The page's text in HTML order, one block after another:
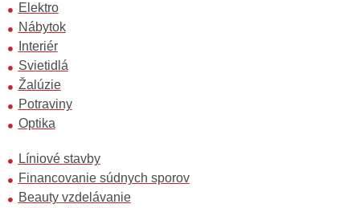
Elektro
Nábytok
Interiér
Svietidlá
Žalúzie
Potraviny
Optika
Líniové stavby
Financovanie súdnych sporov
Beauty vzdelávanie